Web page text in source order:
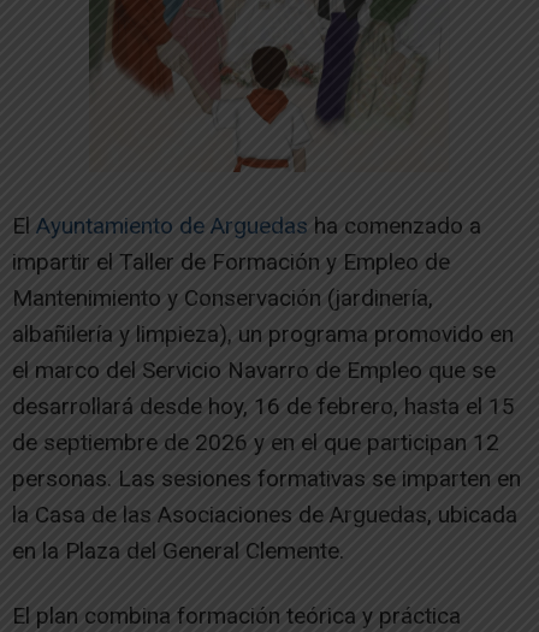
El Ayuntamiento de Arguedas ha comenzado a
impartir el Taller de Formación y Empleo de
Mantenimiento y Conservación (jardinería,
albañilería y limpieza), un programa promovido en
el marco del Servicio Navarro de Empleo que se
desarrollará desde hoy, 16 de febrero, hasta el 15
de septiembre de 2026 y en el que participan 12
personas. Las sesiones formativas se imparten en
la Casa de las Asociaciones de Arguedas, ubicada
en la Plaza del General Clemente.
El plan combina formación teórica y práctica